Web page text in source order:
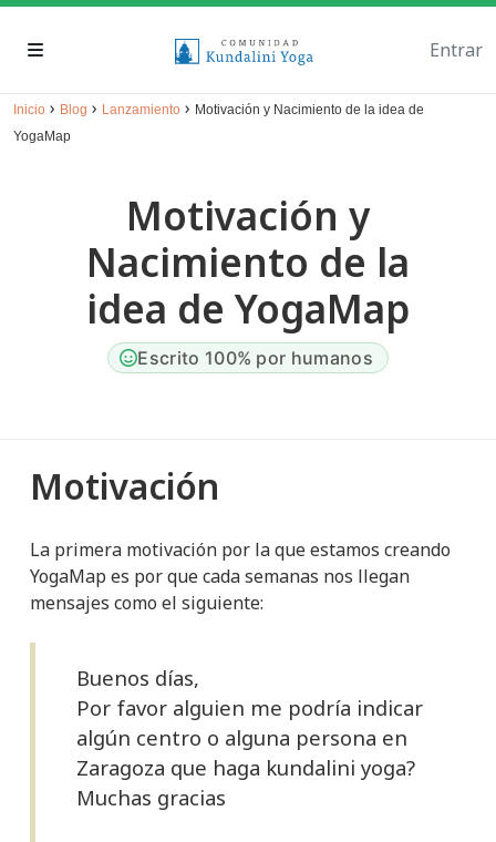
Entrar
Inicio › Blog › Lanzamiento › Motivación y Nacimiento de la idea de
YogaMap
Motivación y
Nacimiento de la
idea de YogaMap
Escrito 100% por humanos
Motivación
La primera motivación por la que estamos creando
YogaMap es por que cada semanas nos llegan
mensajes como el siguiente:
Buenos días,
Por favor alguien me podría indicar
algún centro o alguna persona en
Zaragoza que haga kundalini yoga?
Muchas gracias